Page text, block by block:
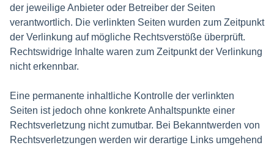
der jeweilige Anbieter oder Betreiber der Seiten
verantwortlich. Die verlinkten Seiten wurden zum Zeitpunkt
der Verlinkung auf mögliche Rechtsverstöße überprüft.
Rechtswidrige Inhalte waren zum Zeitpunkt der Verlinkung
nicht erkennbar.
Eine permanente inhaltliche Kontrolle der verlinkten
Seiten ist jedoch ohne konkrete Anhaltspunkte einer
Rechtsverletzung nicht zumutbar. Bei Bekanntwerden von
Rechtsverletzungen werden wir derartige Links umgehend